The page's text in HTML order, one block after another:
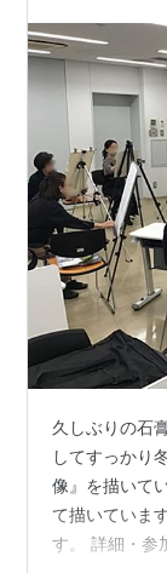
久しぶりの石
してすっかり
像』を描いて
て描いていま
す。 詳細・参